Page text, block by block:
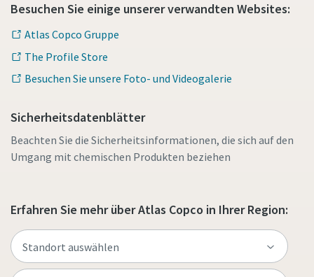
Besuchen Sie einige unserer verwandten Websites:
Atlas Copco Gruppe
The Profile Store
Besuchen Sie unsere Foto- und Videogalerie
Sicherheitsdatenblätter
Beachten Sie die Sicherheitsinformationen, die sich auf den
Umgang mit chemischen Produkten beziehen
Erfahren Sie mehr über Atlas Copco in Ihrer Region: